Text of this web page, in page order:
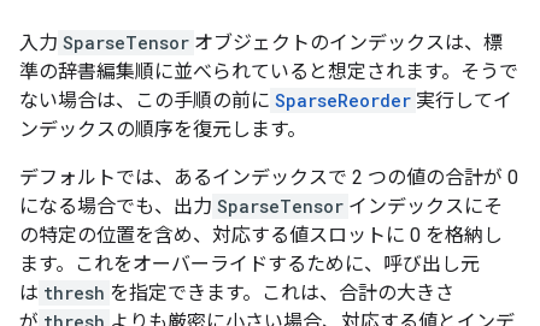
入力 SparseTensor オブジェクトのインデックスは、標
準の辞書編集順に並べられていると想定されます。そうで
ない場合は、この手順の前に SparseReorder 実行してイ
ンデックスの順序を復元します。
デフォルトでは、あるインデックスで 2 つの値の合計が 0
になる場合でも、出力 SparseTensor インデックスにそ
の特定の位置を含め、対応する値スロットに 0 を格納し
ます。これをオーバーライドするために、呼び出し元
は thresh を指定できます。これは、合計の大きさ